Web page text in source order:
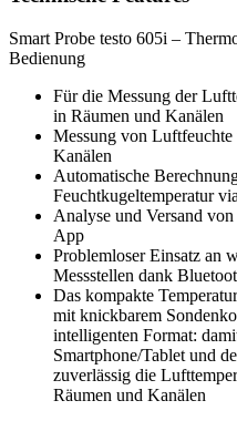
Smart Probe testo 605i –
Bedienung
Für die Messung der
in Räumen und Kanälen
Messung von
Kanälen
Automatische
Feuchtkugeltemperatur
Analyse und Versand
App
Problemloser Einsatz an
Messstellen dank
Das kompakte
mit knickbarem
intelligenten Format:
Smartphone/Tablet und
zuverlässig die
Räumen und Kanälen